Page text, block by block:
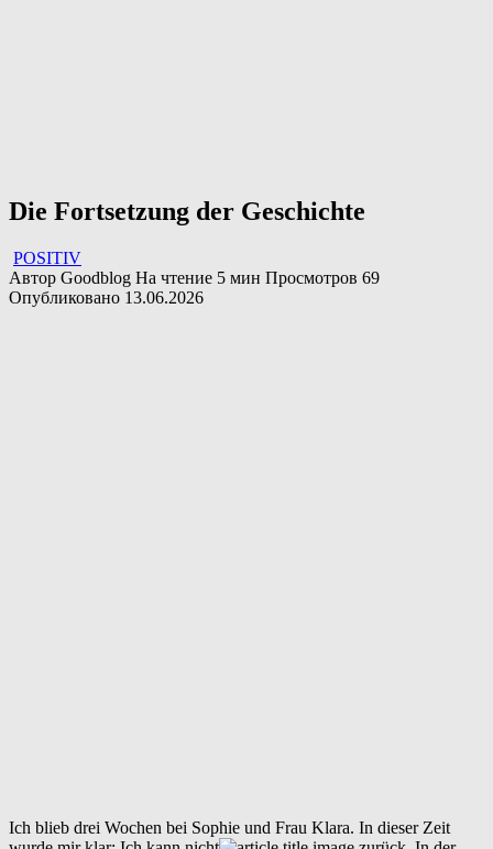
Die Fortsetzung der Geschichte
POSITIV
Автор Goodblog На чтение 5 мин Просмотров 69
Опубликовано 13.06.2026
Ich blieb drei Wochen bei Sophie und Frau Klara. In dieser Zeit